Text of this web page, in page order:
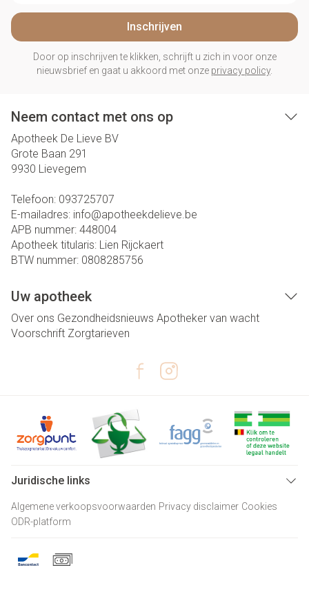
Inschrijven
Door op inschrijven te klikken, schrijft u zich in voor onze
nieuwsbrief en gaat u akkoord met onze privacy policy.
Neem contact met ons op
Apotheek De Lieve BV
Grote Baan 291
9930 Lievegem
Telefoon: 093725707
E-mailadres: info@apotheekdelieve.be
APB nummer: 448004
Apotheek titularis: Lien Rijckaert
BTW nummer: 0808285756
Uw apotheek
Over ons Gezondheidsnieuws Apotheker van wacht
Voorschrift Zorgtarieven
Juridische links
Algemene verkoopsvoorwaarden Privacy disclaimer Cookies
ODR-platform